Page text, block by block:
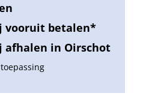
vooruit betalen*
afhalen in Oirschot